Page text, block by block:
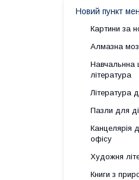
Новий пункт
Картини за
Алмазна
Навчальнна
література
Література
Пазли для
Канцелярія
офісу
Художня
Книги з